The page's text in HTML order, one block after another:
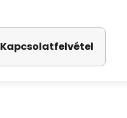
Kapcsolatfelvétel